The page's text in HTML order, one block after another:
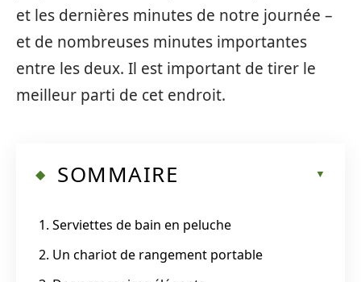
et les dernières minutes de notre journée –
et de nombreuses minutes importantes
entre les deux. Il est important de tirer le
meilleur parti de cet endroit.
SOMMAIRE
1. Serviettes de bain en peluche
2. Un chariot de rangement portable